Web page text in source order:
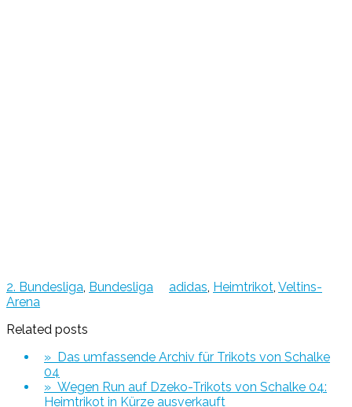
2. Bundesliga, Bundesliga adidas, Heimtrikot, Veltins-
Arena
Related posts
» Das umfassende Archiv für Trikots von Schalke
04
» Wegen Run auf Dzeko-Trikots von Schalke 04:
Heimtrikot in Kürze ausverkauft